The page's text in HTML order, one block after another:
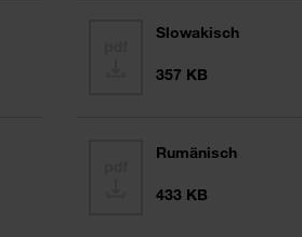
Slowakisch
357 KB
Rumänisch
433 KB